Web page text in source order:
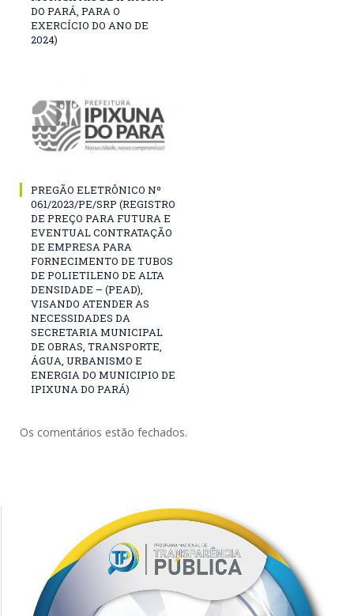
DO PARÁ, PARA O
EXERCÍCIO DO ANO DE
2024)
PREGÃO ELETRÔNICO Nº
061/2023/PE/SRP (REGISTRO
DE PREÇO PARA FUTURA E
EVENTUAL CONTRATAÇÃO
DE EMPRESA PARA
FORNECIMENTO DE TUBOS
DE POLIETILENO DE ALTA
DENSIDADE – (PEAD),
VISANDO ATENDER AS
NECESSIDADES DA
SECRETARIA MUNICIPAL
DE OBRAS, TRANSPORTE,
ÁGUA, URBANISMO E
ENERGIA DO MUNICIPIO DE
IPIXUNA DO PARÁ)
Os comentários estão fechados.